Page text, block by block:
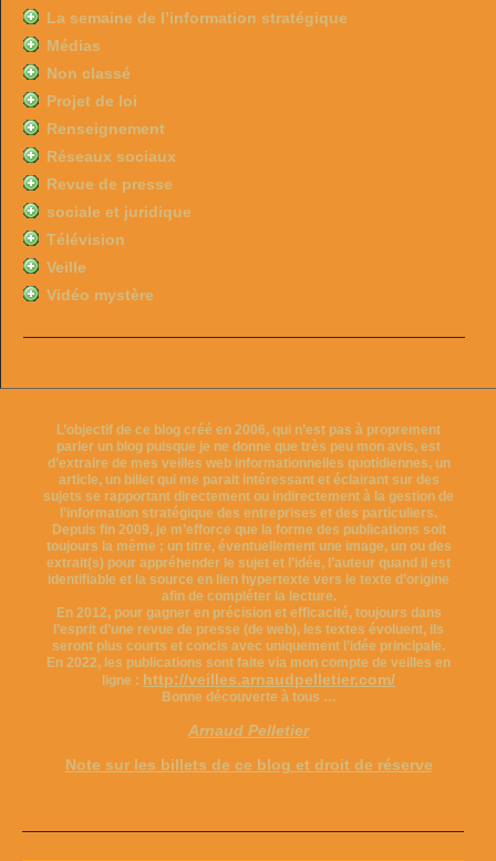
La semaine de l’information stratégique
Médias
Non classé
Projet de loi
Renseignement
Réseaux sociaux
Revue de presse
sociale et juridique
Télévision
Veille
Vidéo mystère
L’objectif de ce blog créé en 2006, qui n’est pas à proprement
parler un blog puisque je ne donne que très peu mon avis, est
d’extraire de mes veilles web informationnelles quotidiennes, un
article, un billet qui me parait intéressant et éclairant sur des
sujets se rapportant directement ou indirectement à la gestion de
l’information stratégique des entreprises et des particuliers.
Depuis fin 2009, je m’efforce que la forme des publications soit
toujours la même ; un titre, éventuellement une image, un ou des
extrait(s) pour appréhender le sujet et l’idée, l’auteur quand il est
identifiable et la source en lien hypertexte vers le texte d’origine
afin de compléter la lecture.
En 2012, pour gagner en précision et efficacité, toujours dans
l’esprit d’une revue de presse (de web), les textes évoluent, ils
seront plus courts et concis avec uniquement l’idée principale.
En 2022, les publications sont faite via mon compte de veilles en
ligne : http://veilles.arnaudpelletier.com/
Bonne découverte à tous …
Arnaud Pelletier
Note sur les billets de ce blog et droit de réserve